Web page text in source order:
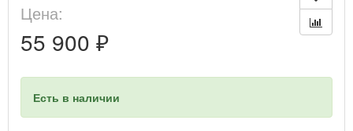
Цена:
55 900 ₽
Есть в наличии